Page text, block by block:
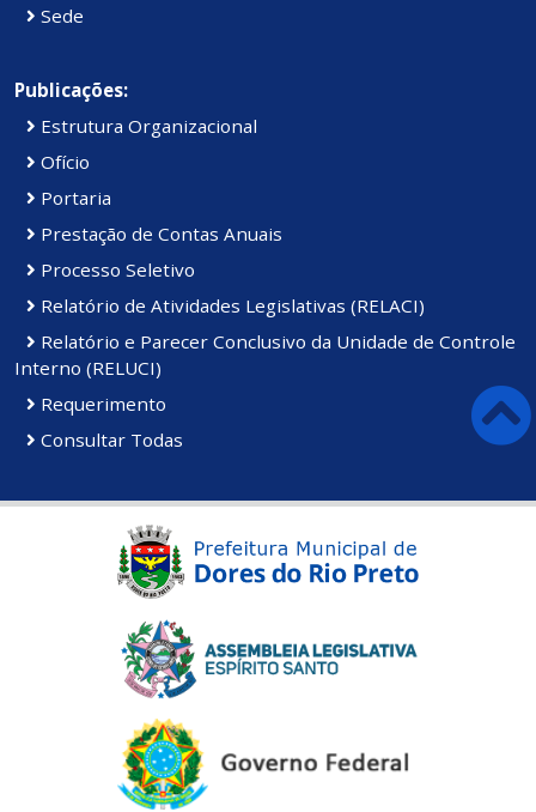
Sede
Publicações:
Estrutura Organizacional
Ofício
Portaria
Prestação de Contas Anuais
Processo Seletivo
Relatório de Atividades Legislativas (RELACI)
Relatório e Parecer Conclusivo da Unidade de Controle
Interno (RELUCI)
Requerimento
Consultar Todas